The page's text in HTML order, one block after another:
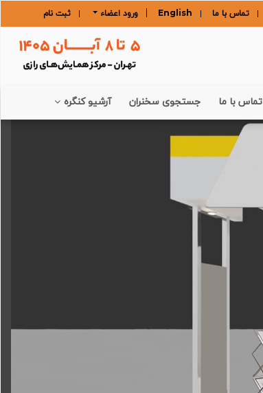
تماس با ما English ورود اعضاء ثبت نام
تماس با ما جستجوی سخنران آرشیو کنگره